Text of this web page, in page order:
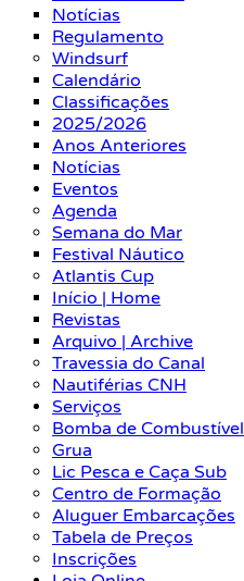
Notícias
Regulamento
Windsurf
Calendário
Classificações
2025/2026
Anos Anteriores
Notícias
Eventos
Agenda
Semana do Mar
Festival Náutico
Atlantis Cup
Início | Home
Revistas
Arquivo | Archive
Travessia do Canal
Nautiférias CNH
Serviços
Bomba de Combustível
Grua
Lic Pesca e Caça Sub
Centro de Formação
Aluguer Embarcações
Tabela de Preços
Inscrições